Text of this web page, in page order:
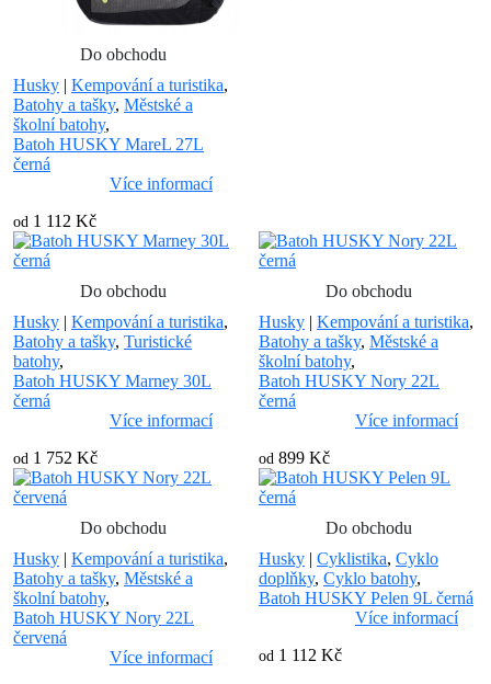
Do obchodu
Husky | Kempování a turistika,
Batohy a tašky, Městské a
školní batohy,
Batoh HUSKY MareL 27L
černá
Více informací
od 1 112 Kč
Do obchodu
Husky | Kempování a turistika,
Batohy a tašky, Turistické
batohy,
Batoh HUSKY Marney 30L
černá
Více informací
od 1 752 Kč
Do obchodu
Husky | Kempování a turistika,
Batohy a tašky, Městské a
školní batohy,
Batoh HUSKY Nory 22L
černá
Více informací
od 899 Kč
Do obchodu
Husky | Kempování a turistika,
Batohy a tašky, Městské a
školní batohy,
Batoh HUSKY Nory 22L
červená
Více informací
Do obchodu
Husky | Cyklistika, Cyklo
doplňky, Cyklo batohy,
Batoh HUSKY Pelen 9L černá
Více informací
od 1 112 Kč